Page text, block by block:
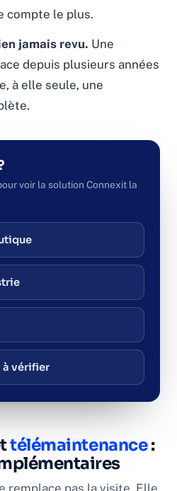
compte le plus.
jamais revu. Une
depuis plusieurs années
à elle seule, une
voir la solution Connexit la
à vérifier
télémaintenance:
remplace pas la visite. Elle